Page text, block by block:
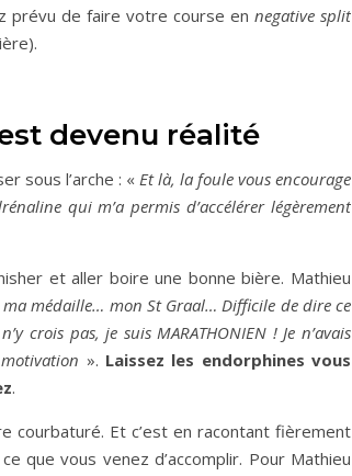
prévu de faire votre course en negative split
devenu réalité
sous l’arche : « Et là, la foule vous encourage
qui m’a permis d’accélérer légèrement
et aller boire une bonne bière. Mathieu
ma médaille… mon St Graal… Difficile de dire ce
crois pas, je suis MARATHONIEN ! Je n’avais
». Laissez les endorphines vous
.
courbaturé. Et c’est en racontant fièrement
que vous venez d’accomplir. Pour Mathieu